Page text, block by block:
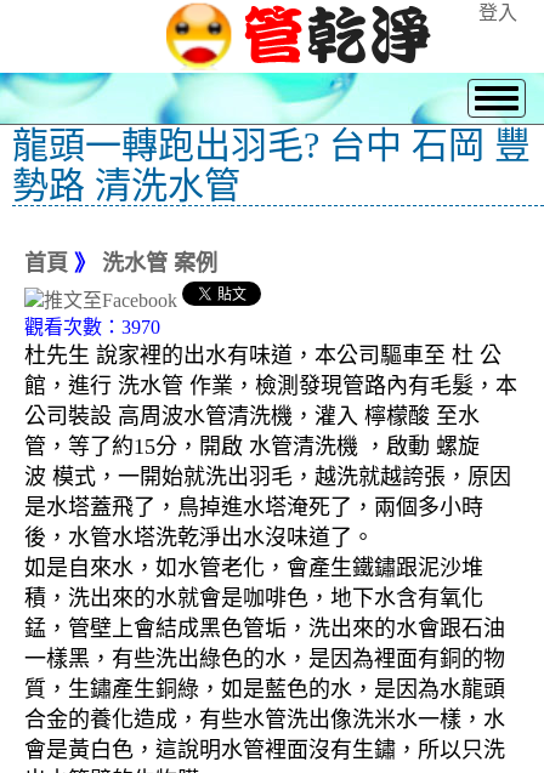
登入
龍頭一轉跑出羽毛? 台中 石岡 豐
勢路 清洗水管
首頁 》 洗水管 案例
觀看次數：3970
杜先生 說家裡的出水有味道，本公司驅車至 杜 公
館，進行 洗水管 作業，檢測發現管路內有毛髮，本
公司裝設 高周波水管清洗機，灌入 檸檬酸 至水
管，等了約15分，開啟 水管清洗機 ，啟動 螺旋
波 模式，一開始就洗出羽毛，越洗就越誇張，原因
是水塔蓋飛了，鳥掉進水塔淹死了，兩個多小時
後，水管水塔洗乾淨出水沒味道了。
如是自來水，如水管老化，會產生鐵鏽跟泥沙堆
積，洗出來的水就會是咖啡色，地下水含有氧化
錳，管壁上會結成黑色管垢，洗出來的水會跟石油
一樣黑，有些洗出綠色的水，是因為裡面有銅的物
質，生鏽產生銅綠，如是藍色的水，是因為水龍頭
合金的養化造成，有些水管洗出像洗米水一樣，水
會是黃白色，這說明水管裡面沒有生鏽，所以只洗